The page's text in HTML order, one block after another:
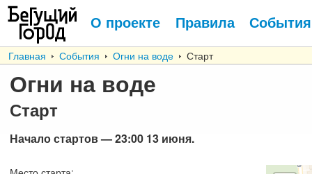
О проекте Правила События
Главная События Огни на воде Старт
Огни на воде
Старт
Начало стартов— 23:00 13 июня.